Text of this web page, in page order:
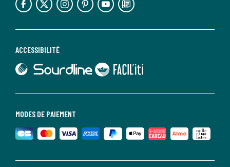
MODES DE PAIEMENT
ACCESSIBILITÉ
lien vers Sourdline
lien vers Faciliti